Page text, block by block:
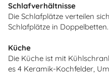
Schlafverhältnisse
Die Schlafplätze verteilen
Schlafplätze in Doppelbetten.
Küche
Die Küche ist mit
es 4 Keramik-Kochfelder,